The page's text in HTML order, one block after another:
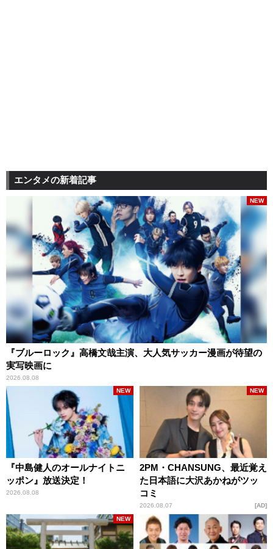
エンタメの新着記事
『ブルーロック』高橋文哉主演、大人気サッカー漫画が待望の
実写映画に
2026.08.08
NEW
『中島健人のオールナイトニ
ッポン』放送決定！
2026.08.08
NEW
2PM・CHANSUNG、最近覚え
た日本語に大沢あかねがツッ
コミ
2026.08.07
NEW
AD
NEW